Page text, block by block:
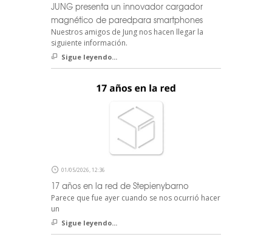
JUNG presenta un innovador cargador
magnético de paredpara smartphones
Nuestros amigos de Jung nos hacen llegar la
siguiente información.
Sigue leyendo...
01/05/2026, 12:36
17 años en la red de Stepienybarno
Parece que fue ayer cuando se nos ocurrió hacer
un
Sigue leyendo...